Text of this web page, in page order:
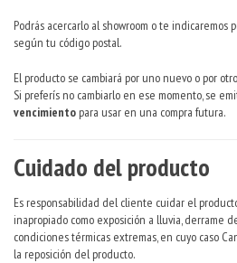
Podrás acercarlo al showroom o te indicaremos
según tu código postal.
El producto se cambiará por uno nuevo o por
Si preferís no cambiarlo en ese momento, se
vencimiento para usar en una compra futura.
Cuidado del producto
Es responsabilidad del cliente cuidar el
inapropiado como exposición a lluvia, derrame
condiciones térmicas extremas, en cuyo caso
la reposición del producto.